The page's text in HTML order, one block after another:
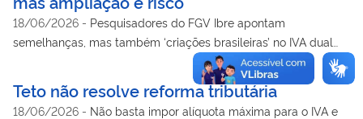
18/06/2026 - Pesquisadores do FGV Ibre apontam
semelhanças, mas também ‘criações brasileiras’ no IVA dual
comparado o que foi feito em outros países
Teto não resolve reforma tributária
18/06/2026 - Não basta impor alíquota máxima para o IVA e